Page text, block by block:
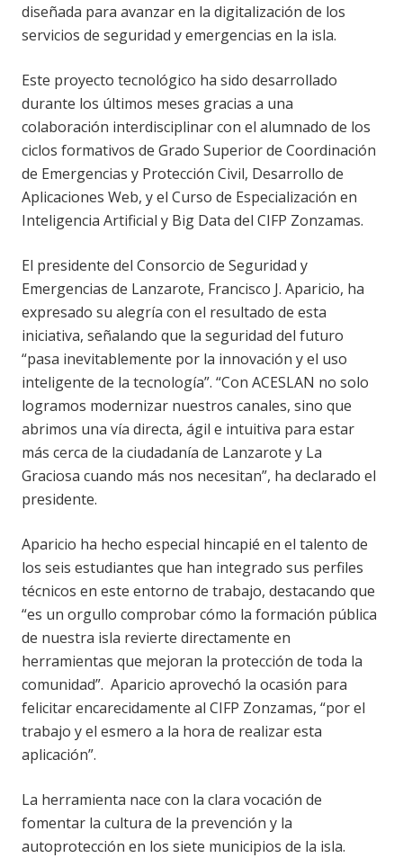
diseñada para avanzar en la digitalización de los
servicios de seguridad y emergencias en la isla.
Este proyecto tecnológico ha sido desarrollado
durante los últimos meses gracias a una
colaboración interdisciplinar con el alumnado de los
ciclos formativos de Grado Superior de Coordinación
de Emergencias y Protección Civil, Desarrollo de
Aplicaciones Web, y el Curso de Especialización en
Inteligencia Artificial y Big Data del CIFP Zonzamas.
El presidente del Consorcio de Seguridad y
Emergencias de Lanzarote, Francisco J. Aparicio, ha
expresado su alegría con el resultado de esta
iniciativa, señalando que la seguridad del futuro
“pasa inevitablemente por la innovación y el uso
inteligente de la tecnología”. “Con ACESLAN no solo
logramos modernizar nuestros canales, sino que
abrimos una vía directa, ágil e intuitiva para estar
más cerca de la ciudadanía de Lanzarote y La
Graciosa cuando más nos necesitan”, ha declarado el
presidente.
Aparicio ha hecho especial hincapié en el talento de
los seis estudiantes que han integrado sus perfiles
técnicos en este entorno de trabajo, destacando que
“es un orgullo comprobar cómo la formación pública
de nuestra isla revierte directamente en
herramientas que mejoran la protección de toda la
comunidad”. Aparicio aprovechó la ocasión para
felicitar encarecidamente al CIFP Zonzamas, “por el
trabajo y el esmero a la hora de realizar esta
aplicación”.
La herramienta nace con la clara vocación de
fomentar la cultura de la prevención y la
autoprotección en los siete municipios de la isla.